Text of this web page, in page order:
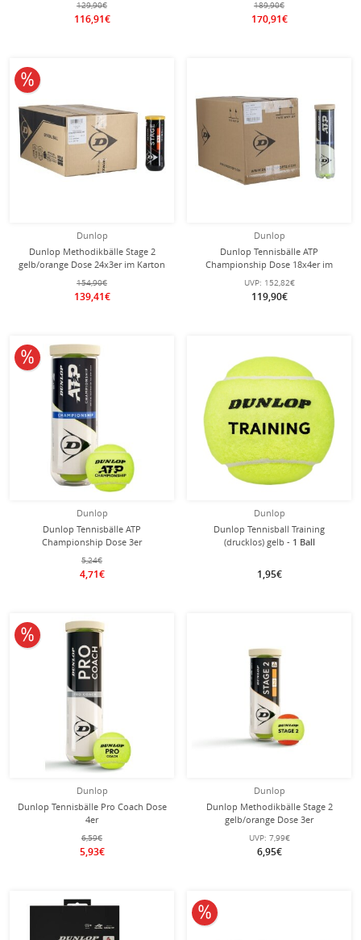
129,90€
116,91€
189,90€
170,91€
Dunlop
Dunlop Methodikbälle Stage 2
gelb/orange Dose 24x3er im Karton
154,90€
139,41€
10% reduziert
Dunlop
Dunlop Tennisbälle ATP
Championship Dose 18x4er im
Karton
UVP: 152,82€
119,90€
Dunlop
Dunlop Tennisbälle ATP
Championship Dose 3er
5,24€
4,71€
10% reduziert
Dunlop
Dunlop Tennisball Training
(drucklos) gelb - 1 Ball
1,95€
Dunlop
Dunlop Tennisbälle Pro Coach Dose
4er
6,59€
5,93€
10% reduziert
Dunlop
Dunlop Methodikbälle Stage 2
gelb/orange Dose 3er
UVP: 7,99€
6,95€
10% reduziert